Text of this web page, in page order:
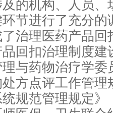
的机构、人员
节进行了充分的
治理医药产品回
品回扣治理制度
与药物治疗学委
处方点评工作管
规范管理规定》